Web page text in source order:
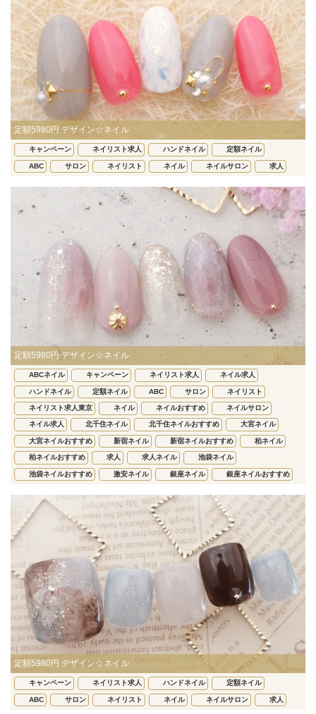
定額5980円 デザイン☆ネイル
キャンペーン ネイリスト求人 ハンドネイル 定額ネイル
ABC サロン ネイリスト ネイル ネイルサロン 求人
定額5980円 デザイン☆ネイル
ABCネイル キャンペーン ネイリスト求人 ネイル求人
ハンドネイル 定額ネイル ABC サロン ネイリスト
ネイリスト求人東京 ネイル ネイルおすすめ ネイルサロン
ネイル求人 北千住ネイル 北千住ネイルおすすめ 大宮ネイル
大宮ネイルおすすめ 新宿ネイル 新宿ネイルおすすめ 柏ネイル
柏ネイルおすすめ 求人 求人ネイル 池袋ネイル
池袋ネイルおすすめ 激安ネイル 銀座ネイル 銀座ネイルおすすめ
定額5980円 デザイン☆ネイル
キャンペーン ネイリスト求人 ハンドネイル 定額ネイル
ABC サロン ネイリスト ネイル ネイルサロン 求人